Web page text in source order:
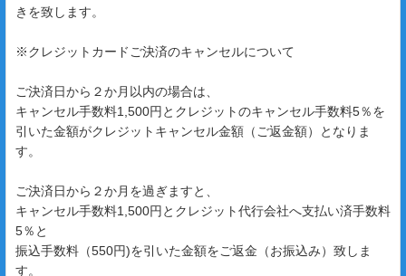
きを致します。
※クレジットカードご決済のキャンセルについて
ご決済日から２か月以内の場合は、
キャンセル手数料1,500円とクレジットのキャンセル手数料5％を
引いた金額がクレジットキャンセル金額（ご返金額）となりま
す。
ご決済日から２か月を過ぎますと、
キャンセル手数料1,500円とクレジット代行会社へ支払い済手数料
5％と
振込手数料（550円)を引いた金額をご返金（お振込み）致しま
す。